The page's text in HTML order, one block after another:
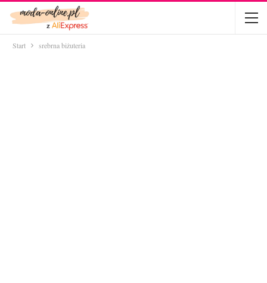
Start srebrna biżuteria